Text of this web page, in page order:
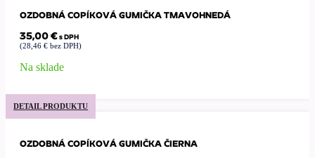
OZDOBNÁ COPÍKOVÁ GUMIČKA TMAVOHNEDÁ
35,00€s DPH
(28,46 € bez DPH)
Na sklade
DETAIL PRODUKTU
OZDOBNÁ COPÍKOVÁ GUMIČKA ČIERNA